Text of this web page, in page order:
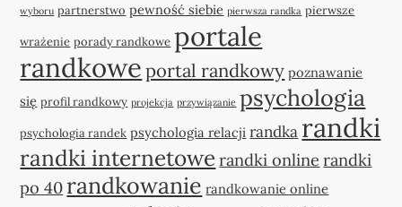
wyboru partnerstwo pewność siebie pierwsza randka pierwsze
wrażenie porady randkowe portale
randkowe portal randkowy poznawanie
się profil randkowy projekcja przywiązanie psychologia
psychologia randek psychologia relacji randka randki
randki internetowe randki online randki
po 40 randkowanie randkowanie online